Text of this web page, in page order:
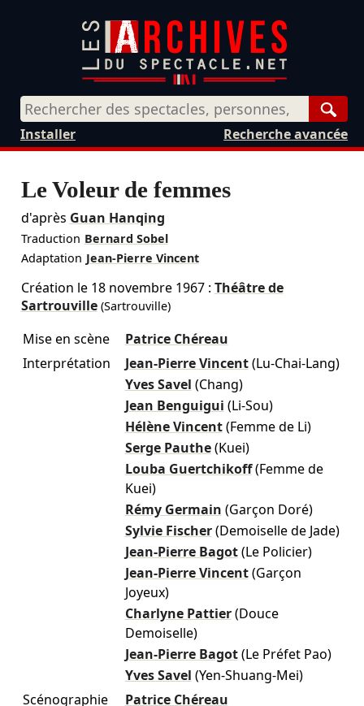
Recherche avancée
Installer
Le Voleur de femmes
d'après Guan Hanqing
Traduction Bernard Sobel
Adaptation Jean-Pierre Vincent
Création le 18 novembre 1967: Théâtre de
Sartrouville(Sartrouville)
Mise en scène
Patrice Chéreau
Interprétation
Jean-Pierre Vincent (Lu-Chai-Lang)
Yves Savel (Chang)
Jean Benguigui (Li-Sou)
Hélène Vincent (Femme de Li)
Serge Pauthe (Kuei)
Louba Guertchikoff (Femme de
Kuei)
Rémy Germain (Garçon Doré)
Sylvie Fischer (Demoiselle de Jade)
Jean-Pierre Bagot (Le Policier)
Jean-Pierre Vincent (Garçon
Joyeux)
Charlyne Pattier (Douce
Demoiselle)
Jean-Pierre Bagot (Le Préfet Pao)
Yves Savel (Yen-Shuang-Mei)
Scénographie
Patrice Chéreau